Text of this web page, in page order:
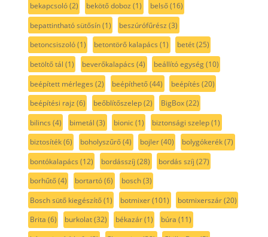
bekapcsoló(2) bekötő doboz (1) belső(16)
bepattintható sütősín(1) beszúrófűrész (3)
betoncsiszoló(1) betontörő kalapács (1) betét(25)
betöltő tál (1) beverőkalapács (4) beállító egység(10)
beépített mérleges (2) beépíthető(44) beépítés (20)
beépítési rajz (6) beőblítőszelep(2) BigBox(22)
bilincs (4) bimetál (3) bionic(1) biztonsági szelep(1)
biztosíték(6) boholyszűrő(4) bojler(40) bolygókerék(7)
bontókalapács (12) bordásszíj (28) bordás szíj (27)
borhűtő(4) bortartó(6) bosch(3)
Bosch sütő kiegészítő(1) botmixer(101) botmixerszár(20)
Brita (6) burkolat(32) békazár(1) búra (11)